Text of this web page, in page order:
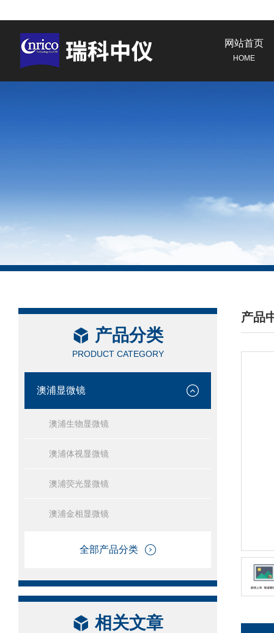
网站首页
HOME
产品分类
PRODUCT CATEGORY
澳浦显微镜
澳浦生物显微镜
澳浦体视显微镜
澳浦荧光显微镜
澳浦金相显微镜
全部产品分类
相关文章
产品
/